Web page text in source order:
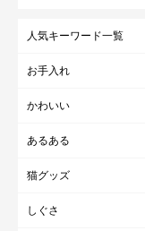
人気キーワード一覧
お手入れ
かわいい
あるある
猫グッズ
しぐさ